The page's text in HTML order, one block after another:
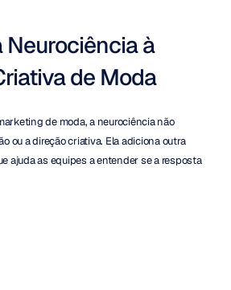
à
de Moda
de moda, a neurociência não
ou a direção criativa. Ela adiciona outra
ajuda as equipes a entender se a resposta